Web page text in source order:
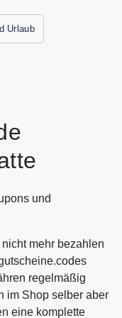
und
finden Sie immer
Urlaub
und
mehr bezahlen
regelmäßig
im Shop selber aber
eine komplette